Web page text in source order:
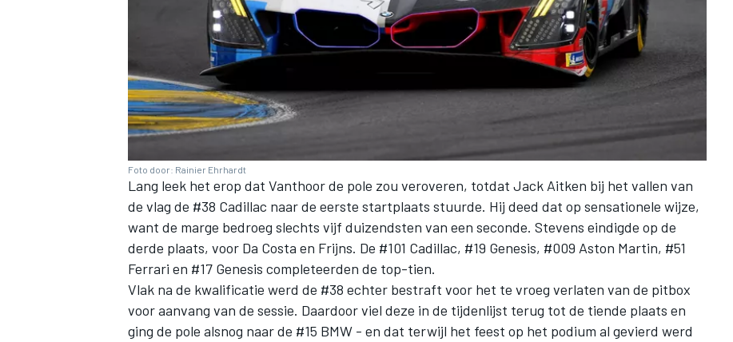
MEER RACEKLASSEN
Foto door: Rainier Ehrhardt
Lang leek het erop dat Vanthoor de pole zou veroveren, totdat Jack Aitken bij het vallen van
de vlag de #38 Cadillac naar de eerste startplaats stuurde. Hij deed dat op sensationele wijze,
want de marge bedroeg slechts vijf duizendsten van een seconde. Stevens eindigde op de
derde plaats, voor Da Costa en Frijns. De #101 Cadillac, #19 Genesis, #009 Aston Martin, #51
Ferrari en #17 Genesis completeerden de top-tien.
Vlak na de kwalificatie werd de #38 echter bestraft voor het te vroeg verlaten van de pitbox
voor aanvang van de sessie. Daardoor viel deze in de tijdenlijst terug tot de tiende plaats en
ging de pole alsnog naar de #15 BMW - en dat terwijl het feest op het podium al gevierd werd